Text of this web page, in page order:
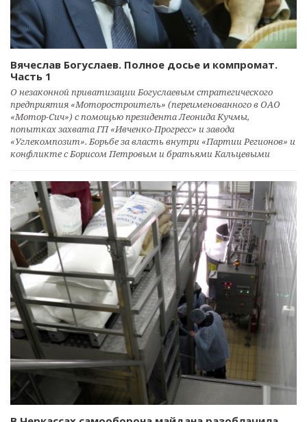
Вячеслав Богуслаев. Полное досье и компромат.
Часть 1
О незаконной приватизации Богуслаевым стратегического
предприятия «Моторостроитель» (переименованного в ОАО
«Мотор-Сич») с помощью президента Леонида Кучмы,
попытках захвата ГП «Ивченко-Прогресс» и завода
«Углекомпозит». Борьбе за власть внутри «Партии Регионов» и
конфликте с Борисом Петровым и братьями Кальцевыми